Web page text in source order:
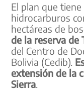
El plan que
hidrocarburos
hectáreas de
de la reserva de
del Centro de
Bolivia (Cedib).
extensión de la
Sierra.